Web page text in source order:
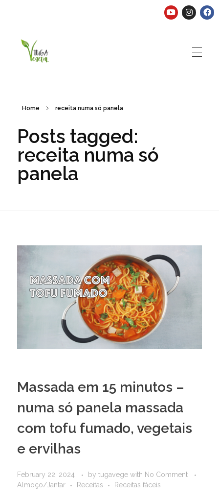
Home receita numa só panela
Posts tagged:
receita numa só
panela
Massada em 15 minutos –
numa só panela massada
com tofu fumado, vegetais
e ervilhas
February 22, 2024 by tugavege with No Comment
Almoço/Jantar
Receitas Receitas fáceis